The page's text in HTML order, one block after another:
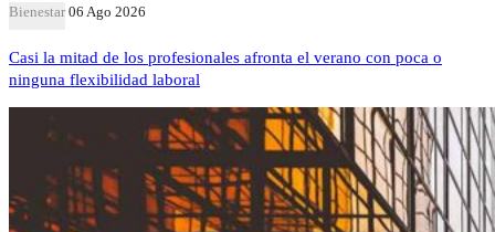
Bienestar 06 Ago 2026
Casi la mitad de los profesionales afronta el verano con poca o
ninguna flexibilidad laboral